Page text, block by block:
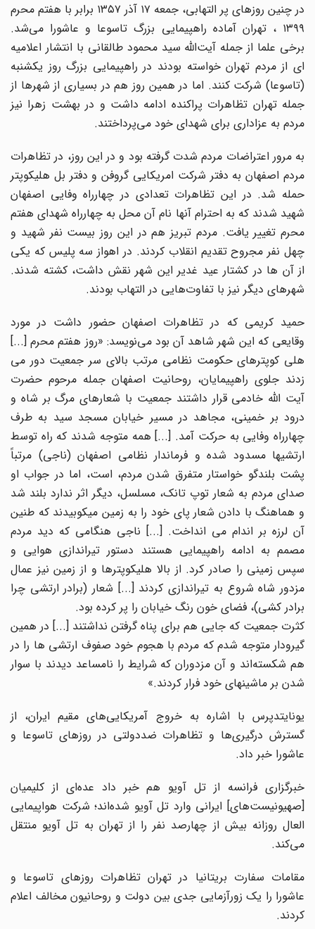
در چنین روزهای پر التهابی، جمعه ۱۷ آذر ۱۳۵۷ برابر با هفتم محرم
۱۳۹۹ ، تهران آماده راهپیمایی بزرگ تاسوعا و عاشورا می‌شد.
برخی علما از جمله آیت‌الله سید محمود طالقانی با انتشار اعلامیه
ای از مردم تهران خواسته بودند در راهپیمایی بزرگ روز یکشنبه
(تاسوعا) شرکت کنند. اما در همین روز هم در بسیاری از شهرها از
جمله تهران تظاهرات پراکنده ادامه داشت و در بهشت زهرا نیز
مردم به عزاداری برای شهدای خود می‌پرداختند.
به مرور اعتراضات مردم شدت گرفته بود و در این روز، در تظاهرات
مردم اصفهان به دفتر شرکت امریکایی گروفن و دفتر بل هلیکوپتر
حمله شد. در این تظاهرات تعدادی در چهارراه وفایی اصفهان
شهید شدند که به احترام آنها نام آن محل به چهارراه شهدای هفتم
محرم تغییر یافت. مردم تبریز هم در این روز بیست نفر شهید و
چهل نفر مجروح تقدیم انقلاب کردند. در اهواز سه پلیس که یکی
از آن ها در کشتار عید غدیر این شهر نقش داشت، کشته شدند.
شهرهای دیگر نیز با تفاوت‌هایی در التهاب بودند.
حمید کریمی که در تظاهرات اصفهان حضور داشت در مورد
وقایعی که این شهر شاهد آن بود می‌نویسد: «روز هفتم محرم [...]
هلی کوپترهای حکومت نظامی مرتب بالای سر جمعیت دور می
زدند جلوی راهپیمایان، روحانیت اصفهان جمله مرحوم حضرت
آیت الله خادمی قرار داشتند جمعیت با شعارهای مرگ بر شاه و
درود بر خمینی، مجاهد در مسیر خیابان مسجد سید به طرف
چهارراه وفایی به حرکت آمد. [...] همه متوجه شدند که راه توسط
ارتشیها مسدود شده و فرماندار نظامی اصفهان (ناجی) مرتباً
پشت بلندگو خواستار متفرق شدن مردم، است، اما در جواب او
صدای مردم به شعار توپ تانک، مسلسل، دیگر اثر ندارد بلند شد
و هماهنگ با دادن شعار پای خود را به زمین میکوبیدند که طنین
آن لرزه بر اندام می انداخت. [...] ناجی هنگامی که دید مردم
مصمم به ادامه راهپیمایی هستند دستور تیراندازی هوایی و
سپس زمینی را صادر کرد. از بالا هلیکوپترها و از زمین نیز عمال
مزدور شاه شروع به تیراندازی کردند [...] شعار (برادر ارتشی چرا
برادر کشی)، فضای خون رنگ خیابان را پر کرده بود.
کثرت جمعیت که جایی هم برای پناه گرفتن نداشتند [...] در همین
گیرودار متوجه شدم که مردم با هجوم خود صفوف ارتشی ها را در
هم شکسته‌اند و آن مزدوران که شرایط را نامساعد دیدند با سوار
شدن بر ماشینهای خود فرار کردند.»
یونایتدپرس با اشاره به خروج آمریکایی‌های مقیم ایران، از
گسترش درگیری‌ها و تظاهرات ضددولتی در روزهای تاسوعا و
عاشورا خبر داد.
خبرگزاری فرانسه از تل آویو هم خبر داد عده‌ای از کلیمیان
[صهیونیست‌های] ایرانی وارد تل آویو شده‌اند؛ شرکت هواپیمایی
العال روزانه بیش از چهارصد نفر را از تهران به تل آویو منتقل
می‌کند.
مقامات سفارت بریتانیا در تهران تظاهرات روزهای تاسوعا و
عاشورا را یک زورآزمایی جدی بین دولت و روحانیون مخالف اعلام
کردند.